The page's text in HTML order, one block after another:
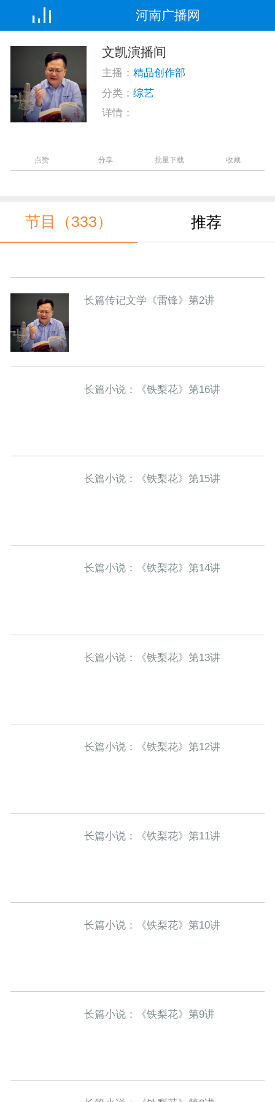
河南广播网
文凯演播间
主播： 精品创作部
分类： 综艺
详情：
点赞 分享 批量下载 收藏
节目（333） 推荐
长篇传记文学《雷锋》第2讲
长篇小说：《铁梨花》第16讲
长篇小说：《铁梨花》第15讲
长篇小说：《铁梨花》第14讲
长篇小说：《铁梨花》第13讲
长篇小说：《铁梨花》第12讲
长篇小说：《铁梨花》第11讲
长篇小说：《铁梨花》第10讲
长篇小说：《铁梨花》第9讲